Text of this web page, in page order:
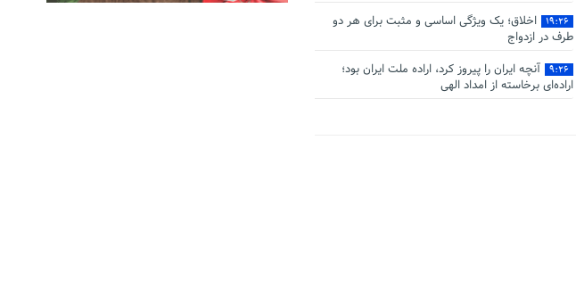
۱۹:۲۶
اخلاق؛ یک ویژگی اساسی و مثبت برای هر دو
طرف در ازدواج
۹:۲۶
آنچه ایران را پیروز کرد، اراده ملت ایران بود؛
اراده‌ای برخاسته از امداد الهی